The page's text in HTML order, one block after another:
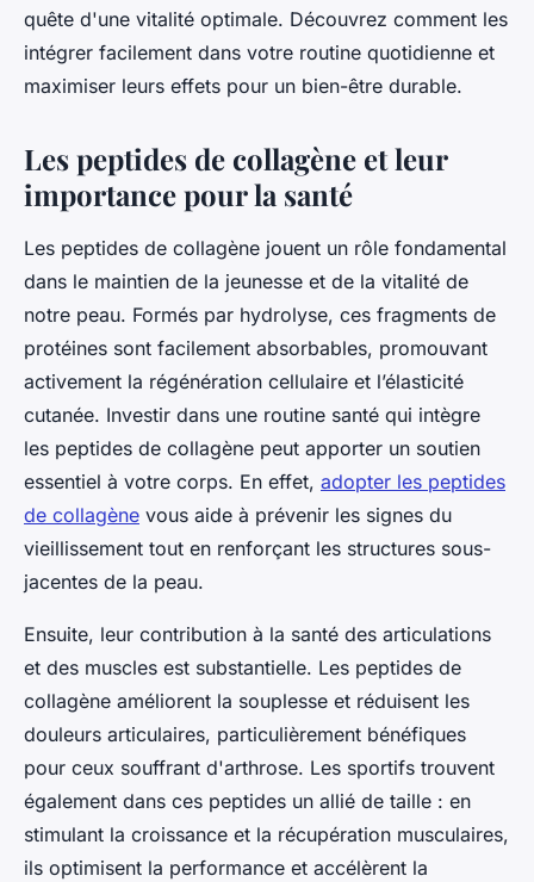
quête d'une vitalité optimale. Découvrez comment les
intégrer facilement dans votre routine quotidienne et
maximiser leurs effets pour un bien-être durable.
Les peptides de collagène et leur
importance pour la santé
Les peptides de collagène jouent un rôle fondamental
dans le maintien de la jeunesse et de la vitalité de
notre peau. Formés par hydrolyse, ces fragments de
protéines sont facilement absorbables, promouvant
activement la régénération cellulaire et l’élasticité
cutanée. Investir dans une routine santé qui intègre
les peptides de collagène peut apporter un soutien
essentiel à votre corps. En effet, adopter les peptides
de collagène vous aide à prévenir les signes du
vieillissement tout en renforçant les structures sous-
jacentes de la peau.
Ensuite, leur contribution à la santé des articulations
et des muscles est substantielle. Les peptides de
collagène améliorent la souplesse et réduisent les
douleurs articulaires, particulièrement bénéfiques
pour ceux souffrant d'arthrose. Les sportifs trouvent
également dans ces peptides un allié de taille : en
stimulant la croissance et la récupération musculaires,
ils optimisent la performance et accélèrent la